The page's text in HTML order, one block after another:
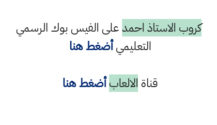
كروب الاستاذ احمدعلى الفيس بوك الرسمي
التعليميأضغط هنا
قناة الالعاب أضغط هنا